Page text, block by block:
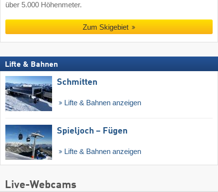
über 5.000 Höhenmeter.
Zum Skigebiet
Lifte & Bahnen
Schmitten
Lifte & Bahnen anzeigen
Spieljoch – Fügen
Lifte & Bahnen anzeigen
Live-Webcams